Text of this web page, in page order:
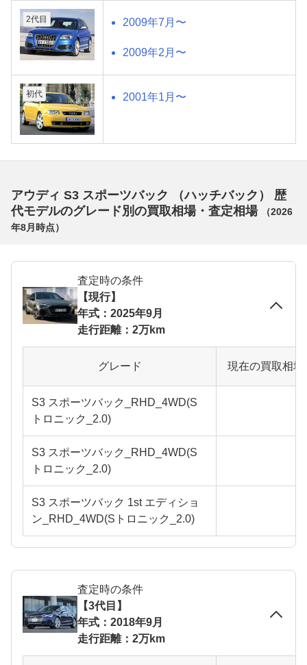
2代目 2009年7月〜
2009年2月〜
初代 2001年1月〜
アウディ S3 スポーツバック （ハッチバック） 歴
代モデルのグレード別の買取相場・査定相場
（2026
年8月 時点）
査定時の条件
【現行】
年式：2025年9月
走行距離：2万km
グレード 現在の買取相
S3 スポーツバック_RHD_4WD(S
トロニック_2.0)
S3 スポーツバック_RHD_4WD(S
トロニック_2.0)
S3 スポーツバック 1st エディショ
ン_RHD_4WD(Sトロニック_2.0)
査定時の条件
【3代目】
年式：2018年9月
走行距離：2万km